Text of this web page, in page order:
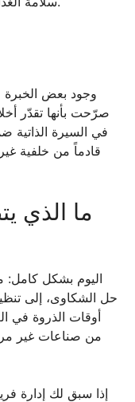
وجود بعض
صرّحت بأنها تقدّر
في السيرة الذاتية
قادماً من خلفية
ما الذي
حل الشكاوى، إلى
أوقات الذروة في
من صناعات غير
إذا سبق لك إدارة